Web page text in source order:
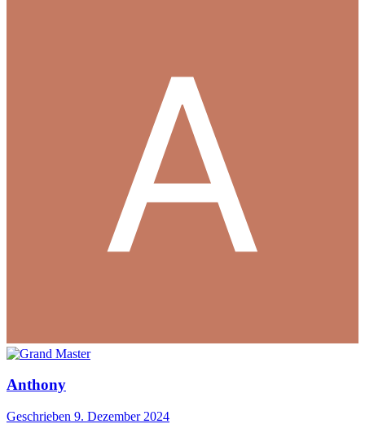
Anthony
Geschrieben 9. Dezember 2024